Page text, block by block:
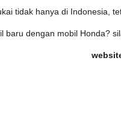
tidak hanya di Indonesia,
baru dengan mobil Honda?